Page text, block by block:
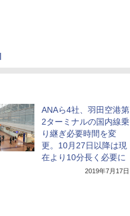
ANAら4社、羽田空港第
2ターミナルの国内線乗
り継ぎ必要時間を変
更。10月27日以降は現
在より10分長く必要に
2019年7月17日